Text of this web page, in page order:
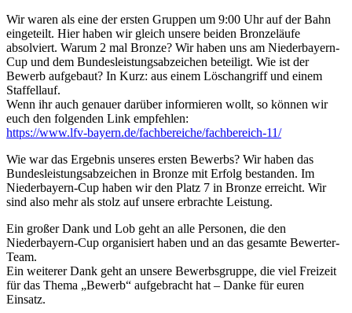
Wir waren als eine der ersten Gruppen um 9:00 Uhr auf der Bahn
eingeteilt. Hier haben wir gleich unsere beiden Bronzeläufe
absolviert. Warum 2 mal Bronze? Wir haben uns am Niederbayern-
Cup und dem Bundesleistungsabzeichen beteiligt. Wie ist der
Bewerb aufgebaut? In Kurz: aus einem Löschangriff und einem
Staffellauf.
Wenn ihr auch genauer darüber informieren wollt, so können wir
euch den folgenden Link empfehlen:
https://www.lfv-bayern.de/fachbereiche/fachbereich-11/
Wie war das Ergebnis unseres ersten Bewerbs? Wir haben das
Bundesleistungsabzeichen in Bronze mit Erfolg bestanden. Im
Niederbayern-Cup haben wir den Platz 7 in Bronze erreicht. Wir
sind also mehr als stolz auf unsere erbrachte Leistung.
Ein großer Dank und Lob geht an alle Personen, die den
Niederbayern-Cup organisiert haben und an das gesamte Bewerter-
Team.
Ein weiterer Dank geht an unsere Bewerbsgruppe, die viel Freizeit
für das Thema „Bewerb“ aufgebracht hat – Danke für euren
Einsatz.